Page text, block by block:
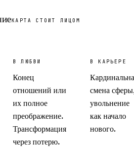
КАРТА СТОИТ ЛИЦОМ
В ЛЮБВИ
Конец
отношений или
их полное
преображение.
Трансформация
через потерю.
В КАРЬЕРЕ
смена
увольнение
как начало
нового.